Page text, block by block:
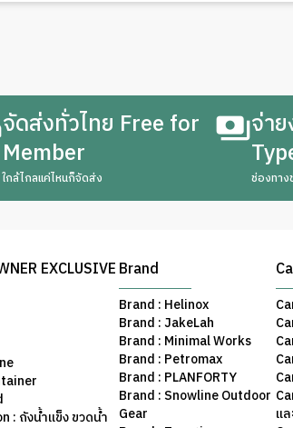
จัดส่งทั่วไทย Free for
Member
ใกล้ไกลแค่ไหนก็จัดส่ง
จ่า
ช่องทาง
EXCLUSIVE
: ถังน้ำแข็ง ขวดน้ำ
Brand
Brand : Helinox
Brand : JakeLah
Brand : Minimal Works
Brand : Petromax
Brand : PLANFORTY
Brand : Snowline Outdoor
Gear
แ